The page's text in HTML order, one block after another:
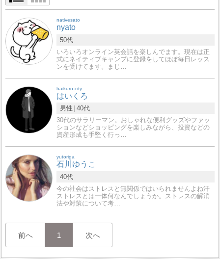
nativesato
nyato
50代
いろいろオンライン英会話を楽しんでます。現在は正
式にネイティブキャンプに登録をしてほぼ毎日レッス
ンを受けてます。まじ…
haikuro-city
はいくろ
男性 40代
30代のサラリーマン。おしゃれな便利グッズやファッ
ションなどショッピングを楽しみながら、投資などの
資産形成も手堅く行っ…
yutoriga
石川ゆうこ
40代
今の社会はストレスと無関係ではいられませんよね汗
ストレスとは一体何なんでしょうか。ストレスの解消
法や対策について考…
前へ 1 次へ